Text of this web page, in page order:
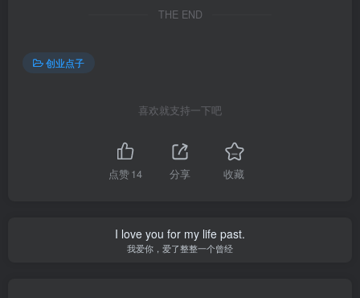
THE END
创业点子
喜欢就支持一下吧
点赞14 分享 收藏
I love you for my life past.
我爱你，爱了整整一个曾经